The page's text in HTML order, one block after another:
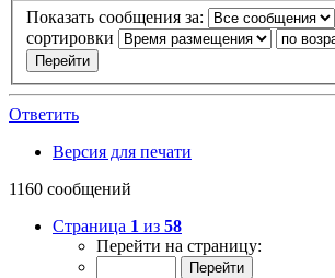
Показать сообщения за:
сортировки
Ответить
Версия для печати
1160 сообщений
Страница 1 из 58
Перейти на страницу: